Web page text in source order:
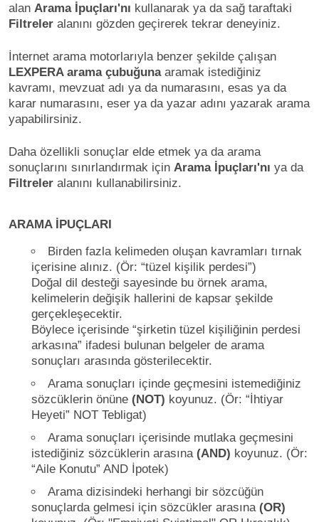
alan Arama İpuçları'nı kullanarak ya da sağ taraftaki
Filtreler alanını gözden geçirerek tekrar deneyiniz.
İnternet arama motorlarıyla benzer şekilde çalışan
LEXPERA arama çubuğunaaramak istediğiniz
kavramı, mevzuat adı ya da numarasını, esas ya da
karar numarasını, eser ya da yazar adını yazarak arama
yapabilirsiniz.
Daha özellikli sonuçlar elde etmek ya da arama
sonuçlarını sınırlandırmak için Arama İpuçları'nı ya da
Filtreler alanını kullanabilirsiniz.
ARAMA İPUÇLARI
Birden fazla kelimeden oluşan kavramları tırnak
içerisine alınız. (Ör: “tüzel kişilik perdesi”)
Doğal dil desteği sayesinde bu örnek arama,
kelimelerin değişik hallerini de kapsar şekilde
gerçekleşecektir.
Böylece içerisinde “şirketin tüzel kişiliğinin perdesi
arkasına” ifadesi bulunan belgeler de arama
sonuçları arasında gösterilecektir.
Arama sonuçları içinde geçmesini istemediğiniz
sözcüklerin önüne (NOT) koyunuz. (Ör: “İhtiyar
Heyeti” NOT Tebligat)
Arama sonuçları içerisinde mutlaka geçmesini
istediğiniz sözcüklerin arasına (AND) koyunuz. (Ör:
“Aile Konutu” AND İpotek)
Arama dizisindeki herhangi bir sözcüğün
sonuçlarda gelmesi için sözcükler arasına (OR)